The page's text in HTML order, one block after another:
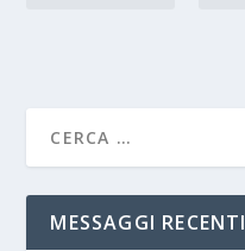
MESSAGGI RECENTI